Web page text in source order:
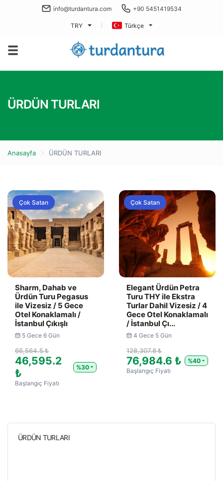
info@turdantura.com +90 5451419534
TRY Türkçe
ÜRDÜN TURLARI
Anasayfa ÜRDÜN TURLARI
Çok Satan
Sharm, Dahab ve
Ürdün Turu Pegasus
ile Vizesiz / 5 Gece
Otel Konaklamalı /
İstanbul Çıkışlı
5 Gece 6 Gün
66,564.5 ₺
46,595.2
₺
%30
Başlangıç Fiyatı
Çok Satan
Elegant Ürdün Petra
Turu THY ile Ekstra
Turlar Dahil Vizesiz / 4
Gece Otel Konaklamalı
/ İstanbul Çı...
4 Gece 5 Gün
128,307.8 ₺
76,984.6 ₺
%40
Başlangıç Fiyatı
ÜRDÜN TURLARI